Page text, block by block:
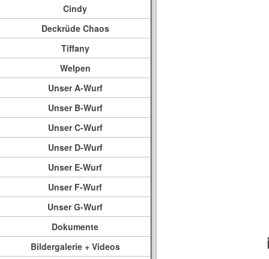
Cindy
Deckrüde Chaos
Tiffany
Welpen
Unser A-Wurf
Unser B-Wurf
Unser C-Wurf
Unser D-Wurf
Unser E-Wurf
Unser F-Wurf
Unser G-Wurf
Dokumente
Bildergalerie + Videos